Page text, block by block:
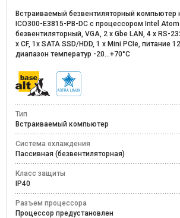
Встраиваемый безвентиляторный компьютер
ICO300-E3815-PB-DC с процессором Intel
безвентиляторный, VGA, 2 x Gbe LAN, 4 x RS-
x CF, 1х SATA SSD/HDD, 1 x Mini PCIe, питание
диапазон температур -20...+70°C
Тип
Встраиваемый компьютер
Система охлаждения
Пассивная (безвентиляторная)
Класс защиты
IP40
Разъем процессора
Процессор предустановлен